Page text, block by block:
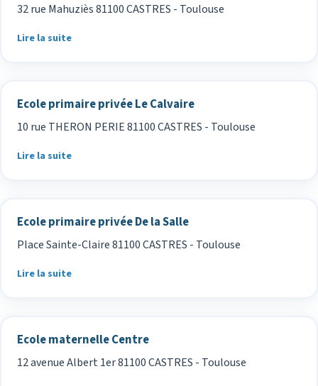
32 rue Mahuziès 81100 CASTRES - Toulouse
Lire la suite
Ecole primaire privée Le Calvaire
10 rue THERON PERIE 81100 CASTRES - Toulouse
Lire la suite
Ecole primaire privée De la Salle
Place Sainte-Claire 81100 CASTRES - Toulouse
Lire la suite
Ecole maternelle Centre
12 avenue Albert 1er 81100 CASTRES - Toulouse